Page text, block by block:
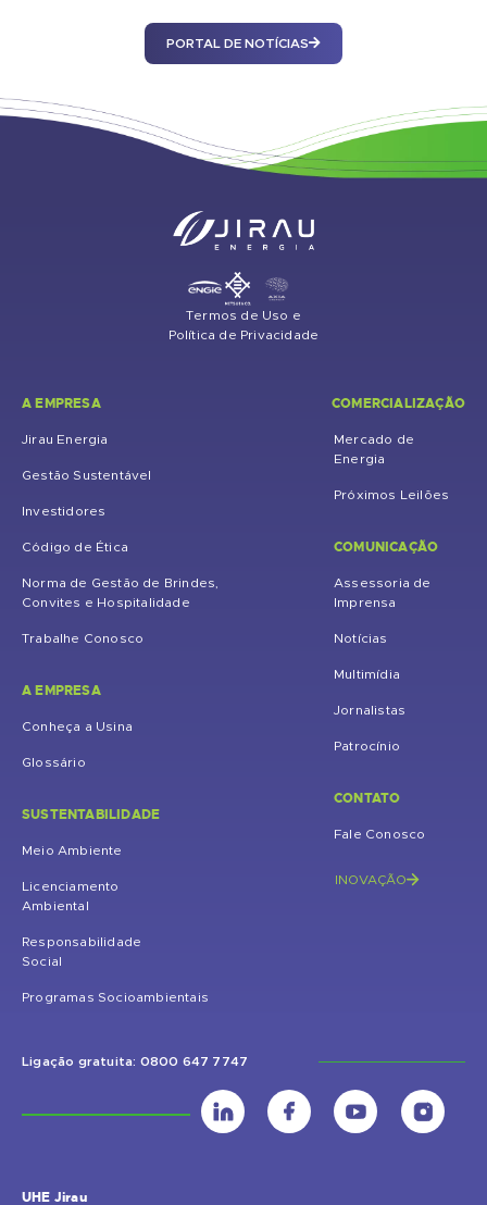
PORTAL DE NOTÍCIAS
Termos de Uso e
Política de Privacidade
A EMPRESA
Jirau Energia
Gestão Sustentável
Investidores
Código de Ética
Norma de Gestão de Brindes,
Convites e Hospitalidade
Trabalhe Conosco
A EMPRESA
Conheça a Usina
Glossário
SUSTENTABILIDADE
Meio Ambiente
Licenciamento
Ambiental
Responsabilidade
Social
Programas Socioambientais
COMERCIALIZAÇÃO
Mercado de
Energia
Próximos Leilões
COMUNICAÇÃO
Assessoria de
Imprensa
Notícias
Multimídia
Jornalistas
Patrocínio
CONTATO
Fale Conosco
INOVAÇÃO
Ligação gratuita: 0800 647 7747
UHE Jirau